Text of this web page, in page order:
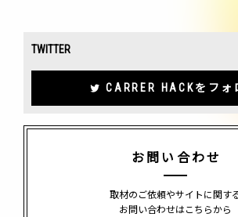
TWITTER
CARRER HACKをフォ
お問い合わせ
取材のご依頼やサイトに関す
お問い合わせはこちらから